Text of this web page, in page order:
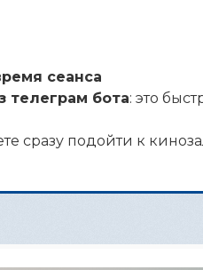
сеанса
телеграм бота: это
сразу подойти к